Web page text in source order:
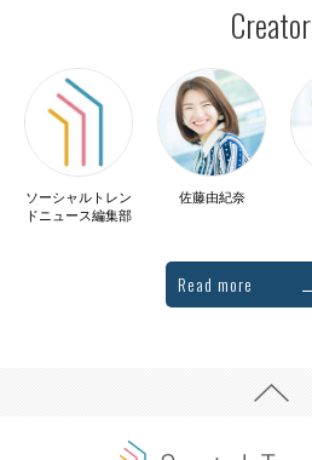
Creator
ソーシャルトレン
ドニュース編集部
佐藤由紀奈
Read more